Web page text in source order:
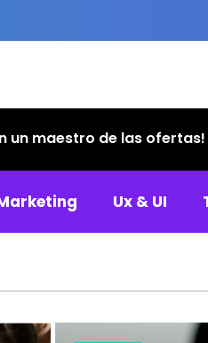
Ux & UI